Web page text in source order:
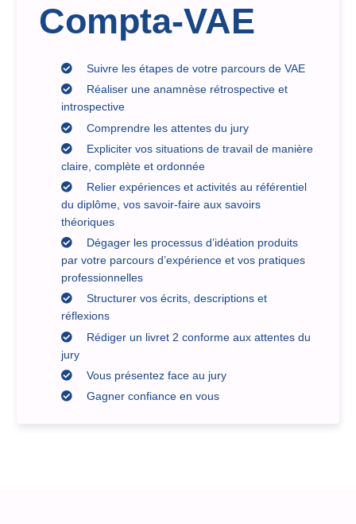
Compta-VAE
Suivre les étapes de votre parcours de VAE
Réaliser une anamnèse rétrospective et
introspective
Comprendre les attentes du jury
Expliciter vos situations de travail de manière
claire, complète et ordonnée
Relier expériences et activités au référentiel
du diplôme, vos savoir-faire aux savoirs
théoriques
Dégager les processus d’idéation produits
par votre parcours d’expérience et vos pratiques
professionnelles
Structurer vos écrits, descriptions et
réflexions
Rédiger un livret 2 conforme aux attentes du
jury
Vous présentez face au jury
Gagner confiance en vous